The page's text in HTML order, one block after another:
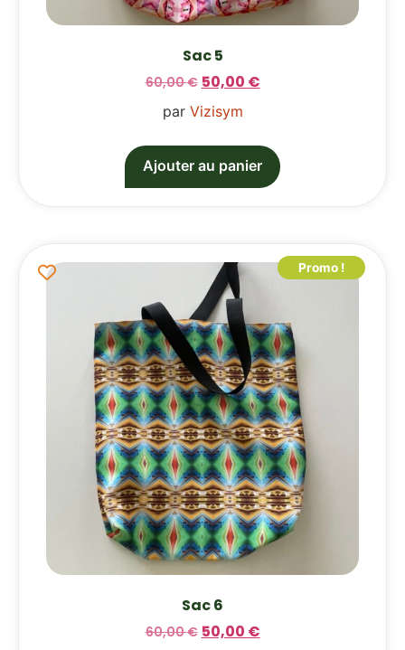
Sac 5
60,00€ 50,00 €
par Vizisym
Ajouter au panier
Promo !
Sac 6
60,00€ 50,00 €